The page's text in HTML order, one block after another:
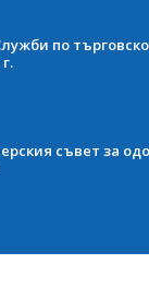
по
съвет за